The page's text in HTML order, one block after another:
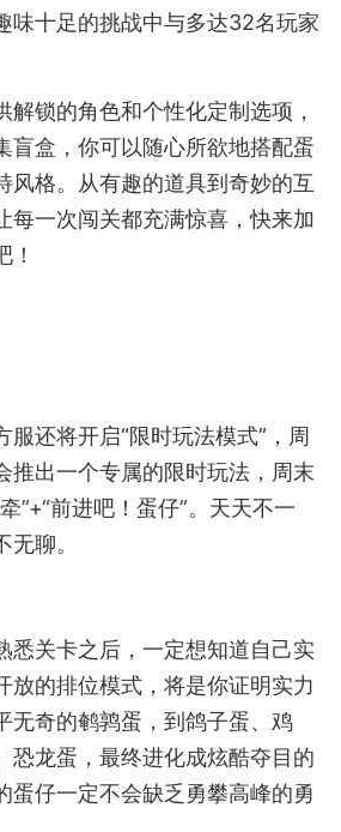
味十足的挑战中与多达32名玩家
解锁的角色和个性化定制选项，
盲盒，你可以随心所欲地搭配蛋
风格。从有趣的道具到奇妙的互
每一次闯关都充满惊喜，快来加
！
服还将开启“限时玩法模式”，周
推出一个专属的限时玩法，周末
”+“前进吧！蛋仔”。天天不一
聊。
悉关卡之后，一定想知道自己实
放的排位模式，将是你证明实力
无奇的鹌鹑蛋，到鸽子蛋、鸡
恐龙蛋，最终进化成炫酷夺目的
蛋仔一定不会缺乏勇攀高峰的勇